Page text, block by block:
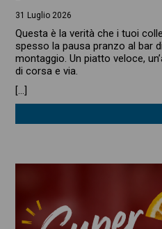
31 Luglio 2026
Questa è la verità che i tuoi
spesso la pausa pranzo al bar
montaggio. Un piatto veloce,
di corsa e via.
[…]